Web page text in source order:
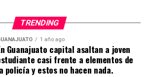
TRENDING
1 año ago
Guanajuato capital asaltan a joven
casi frente a elementos de
policía y estos no hacen nada.